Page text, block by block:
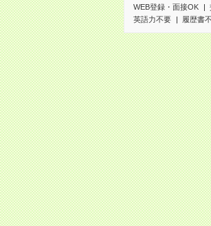
WEB登録・面接OK
英語力不要
履歴書